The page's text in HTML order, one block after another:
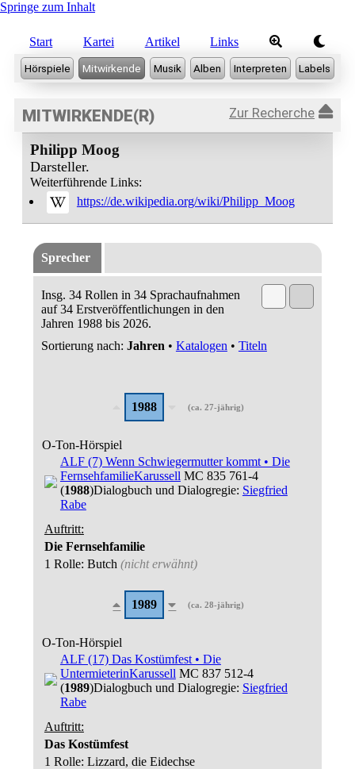
Springe zum Inhalt
Start Kartei Artikel Links
MITWIRKENDE(R) Zur Recherche
Philipp Moog
Darsteller.
Weiterführende Links:
https://de.wikipedia.org/wiki/Philipp_Moog
Sprecher
Insg. 34 Rollen in 34 Sprachaufnahmen
auf 34 Erstveröffentlichungen in den
Jahren 1988 bis 2026.
Sortierung nach: Jahren • Katalogen • Titeln
1988 (ca. 27-jährig)
O-Ton-Hörspiel
ALF (7) Wenn Schwiegermutter kommt • Die
FernsehfamilieKarussell MC 835 761-4
(1988)Dialogbuch und Dialogregie: Siegfried
Rabe
Auftritt:
Die Fernsehfamilie
1 Rolle: Butch (nicht erwähnt)
1989 (ca. 28-jährig)
O-Ton-Hörspiel
ALF (17) Das Kostümfest • Die
UntermieterinKarussell MC 837 512-4
(1989)Dialogbuch und Dialogregie: Siegfried
Rabe
Auftritt:
Das Kostümfest
1 Rolle: Lizzard, die Eidechse